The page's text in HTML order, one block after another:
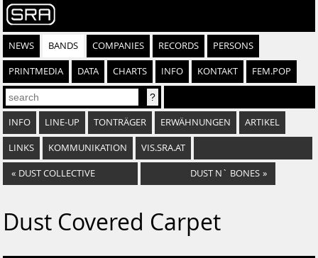
NEWS BANDS COMPANIES RECORDS PERSONS
PRINTMEDIA DATA CHARTS INFO KONTAKT FEM.POP
INFO LINE-UP TONTRÄGER ERWÄHNUNGEN ARTIKEL
LINKS KOMMUNIKATION VIS.SRA.AT
« DUST COLLECTIVE DUST N` BONES »
Dust Covered Carpet